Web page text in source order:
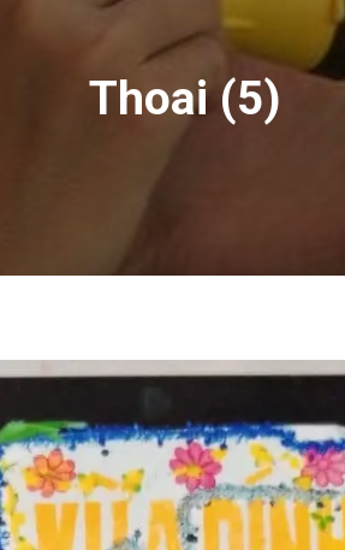
Thoai (5)